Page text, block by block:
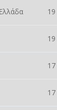
19
19
17
17